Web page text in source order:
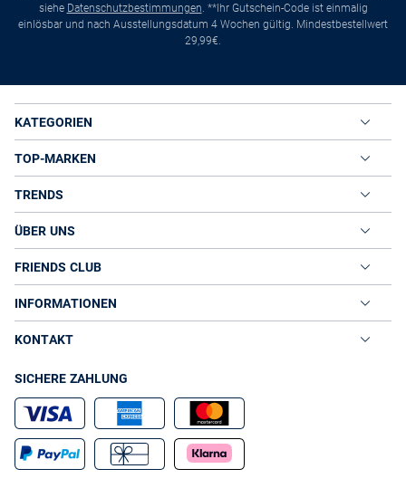
siehe Datenschutzbestimmungen. **Ihr Gutschein-Code ist einmalig
einlösbar und nach Ausstellungsdatum 4 Wochen gültig. Mindestbestellwert
29,99€.
KATEGORIEN
TOP-MARKEN
TRENDS
ÜBER UNS
FRIENDS CLUB
INFORMATIONEN
KONTAKT
SICHERE ZAHLUNG